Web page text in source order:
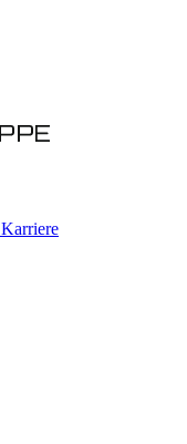
Karriere